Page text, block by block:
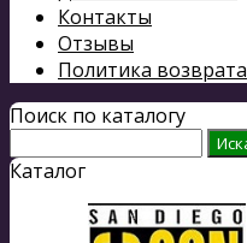
Контакты
Отзывы
Политика возврата
Поиск по каталогу
Каталог